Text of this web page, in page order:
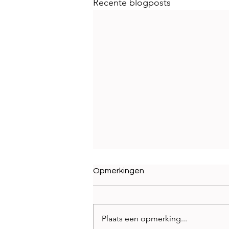
Recente blogposts
Opmerkingen
Plaats een opmerking...